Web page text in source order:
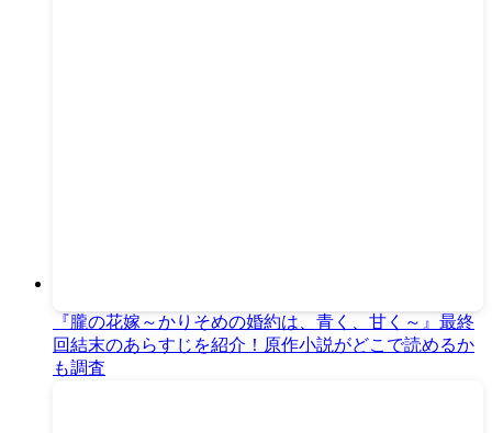
『朧の花嫁～かりそめの婚約は、青く、甘く～』最終
回結末のあらすじを紹介！原作小説がどこで読めるか
も調査